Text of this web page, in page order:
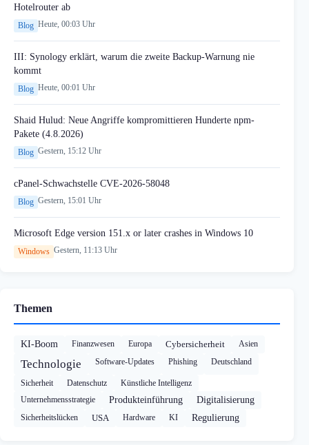
Hotelrouter ab
Blog Heute, 00:03 Uhr
III: Synology erklärt, warum die zweite Backup-Warnung nie
kommt
Blog Heute, 00:01 Uhr
Shaid Hulud: Neue Angriffe kompromittieren Hunderte npm-
Pakete (4.8.2026)
Blog Gestern, 15:12 Uhr
cPanel-Schwachstelle CVE-2026-58048
Blog Gestern, 15:01 Uhr
Microsoft Edge version 151.x or later crashes in Windows 10
Windows Gestern, 11:13 Uhr
Themen
KI-Boom Finanzwesen Europa Cybersicherheit Asien
Technologie Software-Updates Phishing Deutschland
Sicherheit Datenschutz
Künstliche Intelligenz
Unternehmensstrategie
Produkteinführung Digitalisierung
Sicherheitslücken USA Hardware KI Regulierung